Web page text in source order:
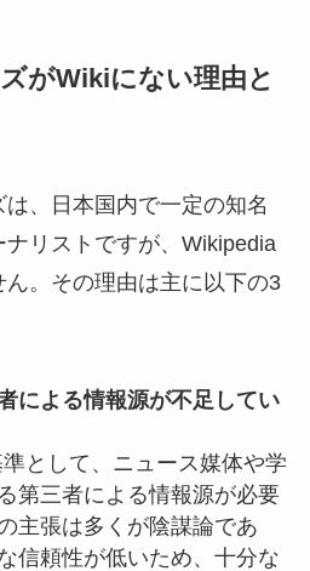
がWikiにない理由と
、日本国内で一定の知名
リストですが、Wikipedia
。その理由は主に以下の3
による情報源が不足してい
として、ニュース媒体や学
第三者による情報源が必要
主張は多くが陰謀論であ
信頼性が低いため、十分な